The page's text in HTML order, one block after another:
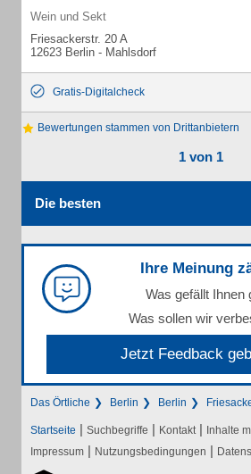
Wein und Sekt
Friesackerstr. 20 A
12623 Berlin - Mahlsdorf
Gratis-Digitalcheck
Bewertungen stammen von Drittanbietern
1 von 1
Die besten
Ihre Meinung
Was gefällt Ihnen
Was sollen wir
Jetzt Feedback
Das Örtliche Berlin Berlin
Startseite | Suchbegriffe | Kontakt | Inhalte
Impressum | Nutzungsbedingungen |